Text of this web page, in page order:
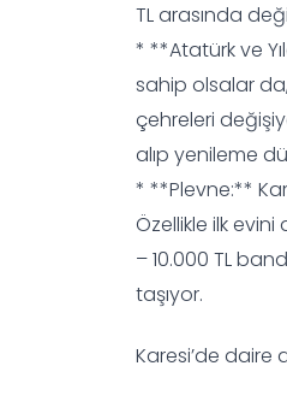
TL arasında
* **Atatürk ve
sahip olsalar
çehreleri
alıp yenileme
* **Plevne:**
Özellikle ilk evini
– 10.000 TL
taşıyor.
Karesi’de daire